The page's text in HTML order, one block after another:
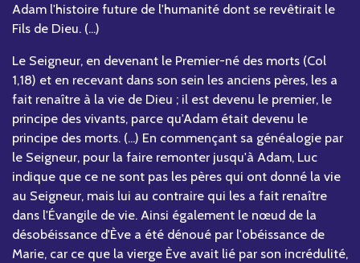
Adam l'histoire future de l'humanité dont se revêtirait le
Fils de Dieu. (...)
Le Seigneur, en devenant le Premier-né des morts (Col
1,18) et en recevant dans son sein les anciens pères, les a
fait renaître à la vie de Dieu ; il est devenu le premier, le
principe des vivants, parce qu'Adam était devenu le
principe des morts. (...) En commençant sa généalogie par
le Seigneur, pour la faire remonter jusqu'à Adam, Luc
indique que ce ne sont pas les pères qui ont donné la vie
au Seigneur, mais lui au contraire qui les a fait renaître
dans l'Évangile de vie. Ainsi également le nœud de la
désobéissance d'Ève a été dénoué par l'obéissance de
Marie, car ce que la vierge Ève avait lié par son incrédulité,